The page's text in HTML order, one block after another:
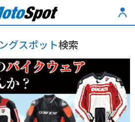
グスポット検索